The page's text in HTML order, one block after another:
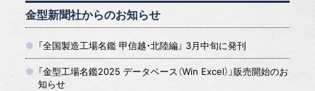
金型新聞社からのお知らせ
「全国製造工場名鑑 甲信越・北陸編」 3月中旬に発刊
「金型工場名鑑2025 データベース（Win Excel）」販売開始のお
知らせ